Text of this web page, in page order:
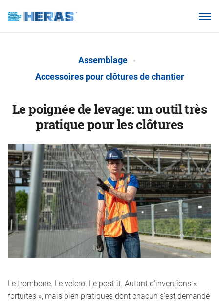
À propos de nous
Webshop
Assemblage
Accessoires pour clôtures de chantier
Le poignée de levage: un outil très
pratique pour les clôtures
Le trombone. Le velcro. Le post-it. Autant d'inventions «
fortuites », mais bien pratiques dont chacun s'est demandé